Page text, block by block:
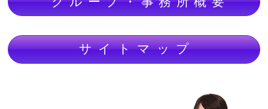
サイトマップ